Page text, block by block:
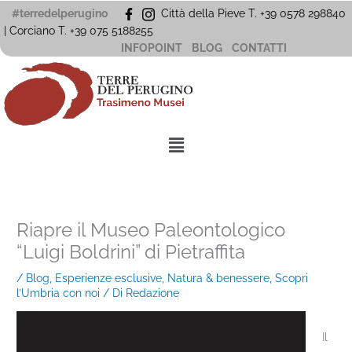
Vai
al
#terredelperugino
Città della Pieve T. +39 0578 298840
| Corciano T. +39 075 5188255
INFOPOINT
BLOG CONTATTI
Menu
Riapre il Museo Paleontologico
“Luigi Boldrini” di Pietraffita
/ Blog Esperienze esclusive Natura & benessere ,Scopri
l’Umbria con noi / Di Redazione
Il